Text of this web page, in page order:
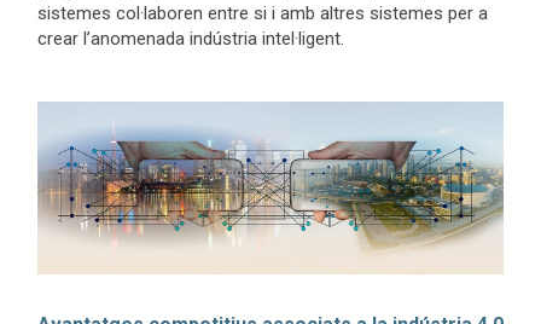
sistemes col·laboren entre si i amb altres sistemes per a
crear l’anomenada indústria intel·ligent.